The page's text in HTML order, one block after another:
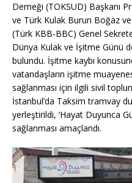
Derneği (TOKSUD) Başkanı
ve Türk Kulak Burun Boğaz
(Türk KBB-BBC) Genel
Dünya Kulak ve İşitme Günü
bulundu. İşitme kaybı
vatandaşların işitme
sağlanması için ilgili sivil
İstanbul’da Taksim tramvay
yerleştirildi, ‘Hayat Duyunca
sağlanması amaçlandı.